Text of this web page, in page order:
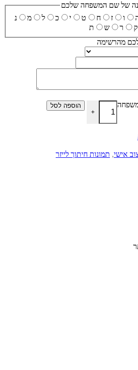
של שם המשפחה שלכם
ו ז ח ט י כ ל מ
נ
ק ר ש
ת
מהרשימה
+
הוספה לסל
אישי, תמונות חיתוך לייזר